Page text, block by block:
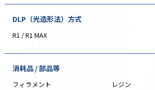
DLP（光造形法）方式
R1 / R1 MAX
消耗品 / 部品等
フィラメント
レジン